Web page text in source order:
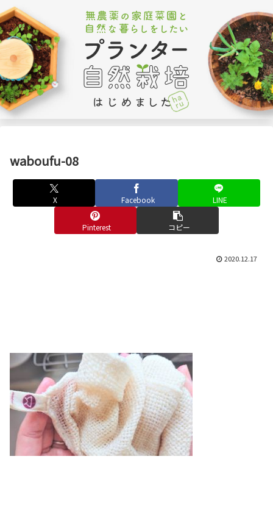
waboufu-08
X Facebook LINE
Pinterest コピー
2020.12.17